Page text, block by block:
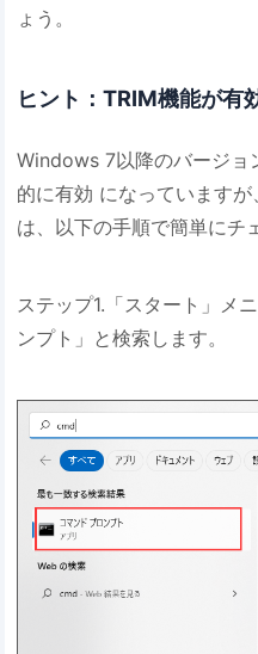
ょう。
ヒント：TRIM機能が有
Windows 7以降のバージョ
的に有効 になっています
は、以下の手順で簡単にチ
ステップ1.「スタート」メ
ンプト」と検索します。